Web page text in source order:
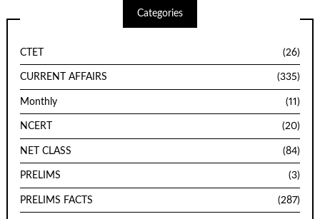
Categories
CTET (26)
CURRENT AFFAIRS (335)
Monthly (11)
NCERT (20)
NET CLASS (84)
PRELIMS (3)
PRELIMS FACTS (287)